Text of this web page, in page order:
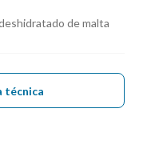
de malta
técnica